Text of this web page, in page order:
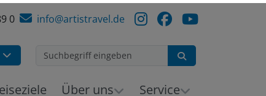
0 info@artistravel.de
Über uns Service